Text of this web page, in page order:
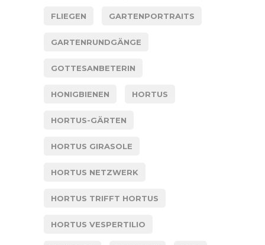
FLIEGEN GARTENPORTRAITS
GARTENRUNDGÄNGE
GOTTESANBETERIN
HONIGBIENEN HORTUS
HORTUS-GÄRTEN
HORTUS GIRASOLE
HORTUS NETZWERK
HORTUS TRIFFT HORTUS
HORTUS VESPERTILIO